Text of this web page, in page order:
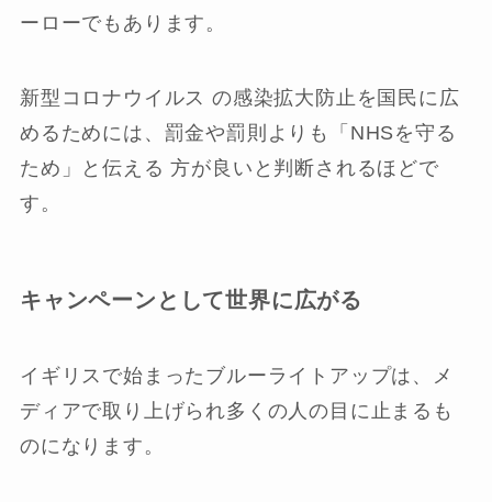
ーローでもあります。
新型コロナウイルス の感染拡大防止を国民に広
めるためには、罰金や罰則よりも「NHSを守る
ため」と伝える 方が良いと判断されるほどで
す。
キャンペーンとして世界に広がる
イギリスで始まったブルーライトアップは、メ
ディアで取り上げられ多くの人の目に止まるも
のになります。